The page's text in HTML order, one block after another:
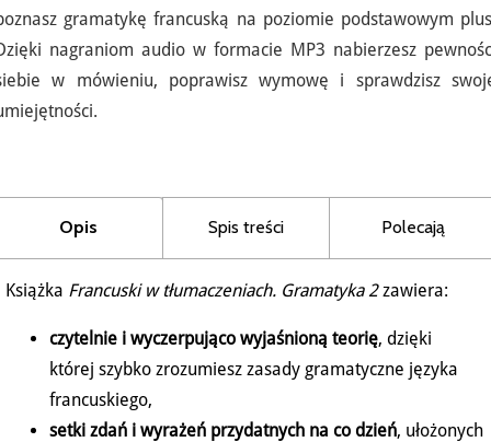
gramatykę francuską na poziomie podstawowym
nagraniom audio w formacie MP3 nabierzesz
w mówieniu, poprawisz wymowę i sprawdzisz
Opis Spis treści Polecają
Książka Francuski w tłumaczeniach. Gramatyka 2zawiera:
czytelnie i wyczerpująco wyjaśnioną teorię, dzięki
której szybko zrozumiesz zasady gramatyczne języka
francuskiego,
setki zdań i wyrażeń przydatnych na co dzień, ułożonych